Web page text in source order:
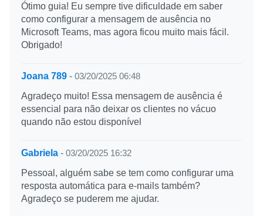
Ótimo guia! Eu sempre tive dificuldade em saber
como configurar a mensagem de ausência no
Microsoft Teams, mas agora ficou muito mais fácil.
Obrigado!
Joana 789 - 03/20/2025 06:48
Agradeço muito! Essa mensagem de ausência é
essencial para não deixar os clientes no vácuo
quando não estou disponível
Gabriela - 03/20/2025 16:32
Pessoal, alguém sabe se tem como configurar uma
resposta automática para e-mails também?
Agradeço se puderem me ajudar.